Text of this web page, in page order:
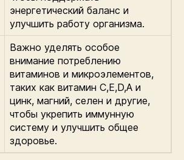
энергетический баланс и
улучшить работу организма.
Важно уделять особое
внимание потреблению
витаминов и микроэлементов,
таких как витамин C,E,D,A и
цинк, магний, селен и другие,
чтобы укрепить иммунную
систему и улучшить общее
здоровье.